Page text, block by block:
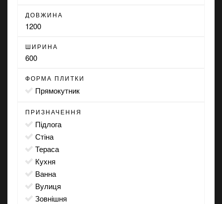
ДОВЖИНА
1200
ШИРИНА
600
ФОРМА ПЛИТКИ
прямокутник
ПРИЗНАЧЕННЯ
підлога
стіна
тераса
кухня
ванна
вулиця
зовнішня